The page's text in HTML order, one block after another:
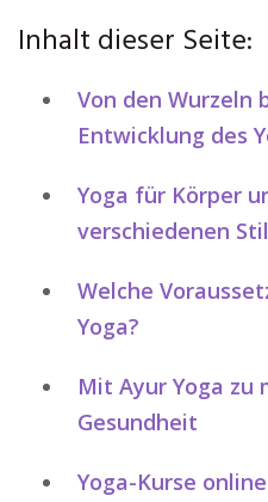
Inhalt dieser Seite:
Von den Wurzeln
Entwicklung des
Yoga für Körper
verschiedenen
Welche
Yoga?
Mit Ayur Yoga zu
Gesundheit
Yoga-Kurse